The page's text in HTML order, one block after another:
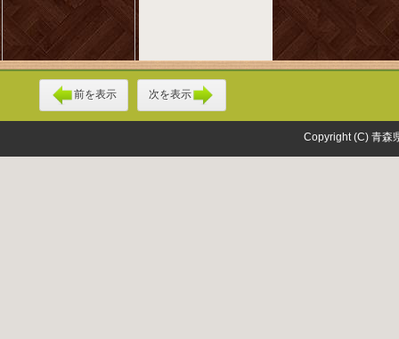
前を表示 次を表示
Copyright (C) 青森